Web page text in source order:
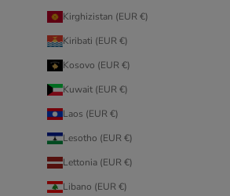
Kirghizistan (EUR €)
Kiribati (EUR €)
Kosovo (EUR €)
Kuwait (EUR €)
Laos (EUR €)
Lesotho (EUR €)
Lettonia (EUR €)
Libano (EUR €)